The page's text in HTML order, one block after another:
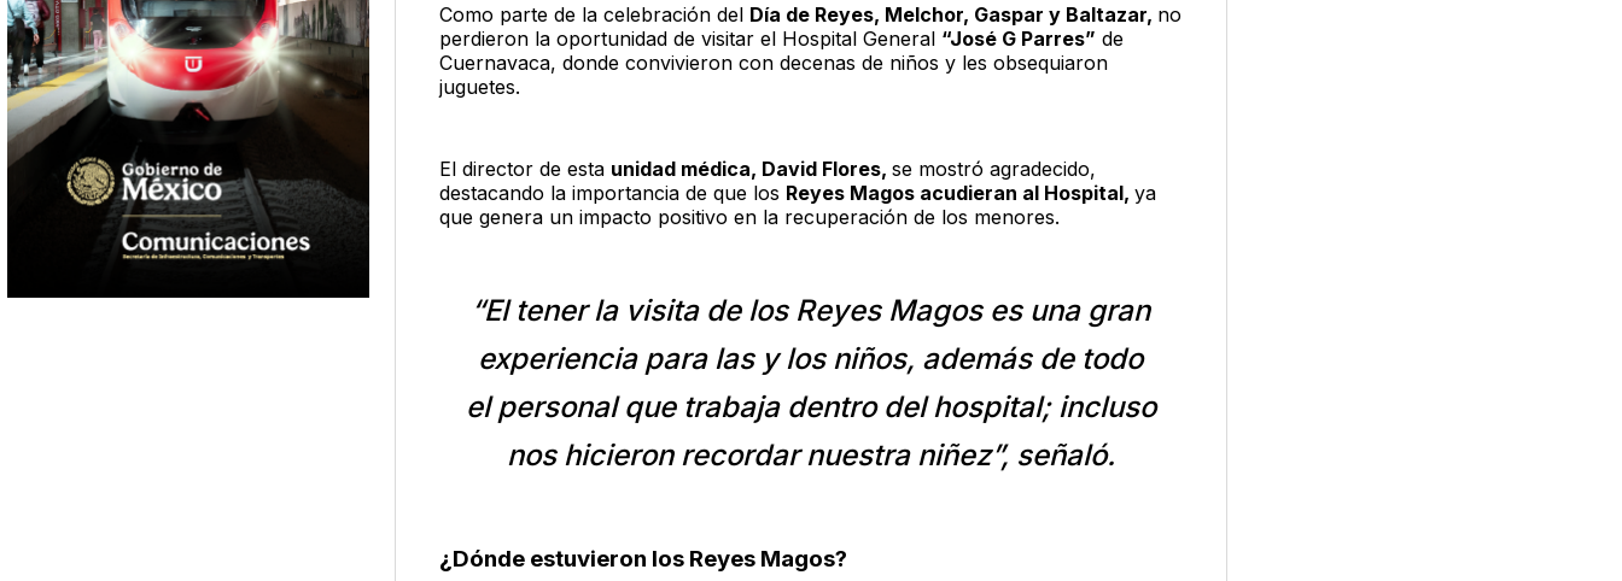
Como parte de la celebración del Día de Reyes, Melchor, Gaspar y Baltazar, no
perdieron la oportunidad de visitar el Hospital General “José G Parres” de
Cuernavaca, donde convivieron con decenas de niños y les obsequiaron
juguetes.
El director de esta unidad médica, David Flores, se mostró agradecido,
destacando la importancia de que los Reyes Magos acudieran al Hospital, ya
que genera un impacto positivo en la recuperación de los menores.
“El tener la visita de los Reyes Magos es una gran
experiencia para las y los niños, además de todo
el personal que trabaja dentro del hospital; incluso
nos hicieron recordar nuestra niñez”, señaló.
¿Dónde estuvieron los Reyes Magos?